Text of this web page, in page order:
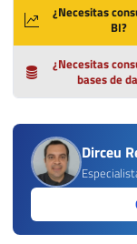
¿Necesitas
BI?
¿Necesitas
bases de
Dirceu